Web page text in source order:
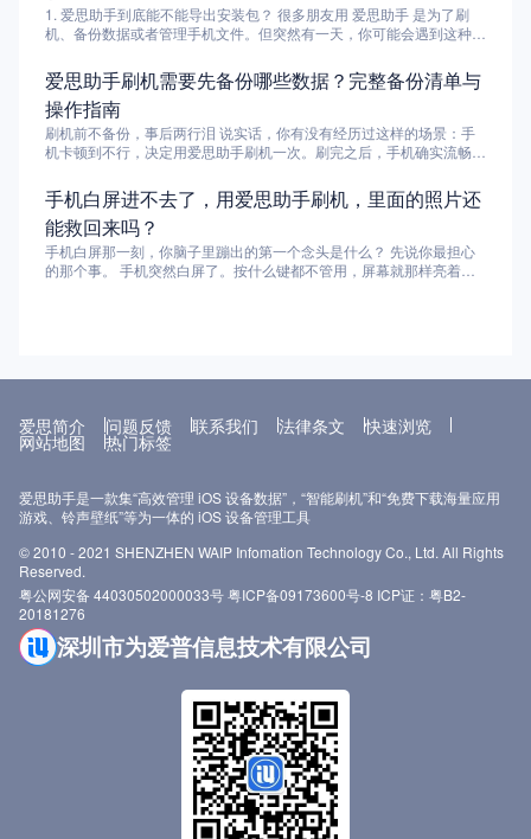
原装或MFi认证的。 USB接口的问题： 台式机机箱前面的USB口经常
供电不稳，或者接触不良。试试插到机箱后面的USB口（主板上直接
出来的，更稳）。如果你用的是USB 3.0接口（蓝色），有时反而兼容
是用笔记本的时候，如果电池电量低，系统可能会限制USB口的供
电。插上电源适配器再试一次。 原因二：驱动没装好或版本太老 这是
仅次于数据线的第二大原因。爱思助手依赖苹果的驱动程序来识别设
备，驱动没装好或者被其他软件搞乱了，电脑就认不出你的iPhone。
手动检查驱动： 右键点击“此电脑”或“我的电脑”，选择“管理” → “设备
iPhone后，看有没有出现带黄色感叹号的设备，或者一个叫“Apple
Mobile Device USB Driver”的设备。 解决方法： 如果有黄色感叹号，
右键点击它，选择“更新驱动程序” → “自动搜索驱动程序”。如果更新没
用，可以右键卸载这个驱动，然后拔掉iPhone再重新插上，系统会尝
试重新安装。如果还是不行，去苹果官网下载最新版的iTunes并安装
系统博弈的“底气”。今天，我就带大家深度拆解这款神器，看看在
2026 年，它到底还值不值得你安装。 1. 验机报告：二手市场的“照妖
镜” 这可能是大家下载爱思助手频率最高的原因。在买卖二手 iPhone
取设备内部每个零部件（如电池、摄像头、液晶屏）的独一无二序列
号，并与出厂记录进行对比。 如何看懂颜色：全绿说明零件未变动；
红色则提示可能更换过零件。 避坑指南：虽然现在市场上出现了“改码
机”，但爱思助手的检测依然能过滤掉 90% 的低端翻新机，是目前普通
用户最快捷的检测手段。 2. 一键刷机：系统升降级的“后悔药” 苹果官
更多选择。 Beta版尝鲜：如果你想抢先体验 iOS 的新特性，这里有最
全的固件包，点一下就能自动下载安装。 保资料刷机：这是我最喜欢
的功能。只要勾选“保留用户资料”，升级系统后照片和 App 都还在，省
去了重新配置的麻烦。...
1. 爱思助手到底能不能导出安装包？ 很多朋友用 爱思助手 是为了刷
机、备份数据或者管理手机文件。但突然有一天，你可能会遇到这种情
保存一个已经下架的软件的安装包，留着以后重装。这时候你就会想
——爱思助手 能不能直接把应用安装包导出来？ 答案是：能，但有条
件。 具体来说，爱思助手 可以导出 iOS 设备的 IPA 文件（iPhone 应
用安装包）和安卓设备的 APK 文件。但它不是“一键无脑导出”，不同
系统、不同来源的应用，导出方式不一样，成功率也不一样。有的直接
右键就能搞定，有的需要手机越狱或者 root，有的压根导不出来。 这
我的步骤走，大概率能把安装包捞出来。要是遇到特殊情况，我也会告
诉你为什么失败，以及有没有替代方案。 我自己就用 爱思助手 成功导
出了一个已经下架的经典游戏安装包，现在还存着当“传家宝”。下面我
把经验一字不差地写出来。 2. 用爱思助手导出 iPhone 应用安装包
（IPA）的完整步骤 先说明：iOS...
爱思助手刷机需要先备份哪些数据？完整备份清单与
操作指南
刷机前不备份，事后两行泪 说实话，你有没有经历过这样的场景：手
机卡顿到不行，决定用爱思助手刷机一次。刷完之后，手机确实流畅如
聊天记录全部清零，甚至连之前下载的APP都要一个个重新找回来。
那一刻的心情，想必只有“崩溃”两个字能形容。 刷机本质上是对手机系
统进行重装或升级，这个过程会清空设备上的所有用户数据。很多人以
为刷机就像电脑重装系统一样简单，却忽略了最重要的一步——备份。
而爱思助手作为一款专业的苹果设备管理工具，虽然提供了强大的刷机
功能，但它并不会自动帮你备份所有数据。你需要自己主动去选择要备
着这份指南走一遍，保证你刷机之后能完完整整地恢复所有重要内容。
丢失，对你造成的影响最大，有些甚至是无法挽回的。所以我把它们放
在第一位，优先级最高。 一、通讯录与联系人 这是刷机后最容易被忽
略、但丢了最麻烦的数据之一。想想看，你手机里存了多少人的电话号
你可能需要花几个月的时间才能慢慢找回来。 使用爱思助手备份联系
人的方法： 打开爱思助手，用数据线连接你的iPhone或iPad。 在“我
的设备”页面，找到“资料管理”分类。 点击“通讯录”，你会看到设备上所
有的联系人列表。 点击“导出”按钮，选择“导出为CSV文件”或“导出为
vCard文件”。这两种格式都可以在刷机后轻松导回。 将导出的文件保
存到电脑上的一个安全文件夹（不要放在桌面上，建议放在D盘或E盘
的专门备份目录）。 额外保险： 如果你同时开启了iCloud通讯录同
步，刷机后登录同一个Apple ID，通讯录会自动同步回来。但iCloud免
费空间只有5GB，很多人装不下。所以用爱思助手本地备份是最稳妥的
方式。 二、照片与视频 照片和视频是手机里最占空间、也是最珍贵的
间一旦丢失，多少钱都买不回来。 爱思助手备份照片的方法： 在爱思
助手的“我的设备”页面，点击“照片”。 你会看到设备上的所有相册和图
片。系统会自动按“相机胶卷”“截图”“自拍”等分类。 点击“全选”按钮，或
者手动勾选你想备份的照片。 点击“导出”，选择“导出到电脑”。建议按
“原片”导出，不要压缩画质。 电脑上会弹出一个文件夹选择窗口，选择
一个容量足够的硬盘分区（照片多的话可能需要几十GB），点击确
手机白屏进不去了，用爱思助手刷机，里面的照片还
能救回来吗？
手机白屏那一刻，你脑子里蹦出的第一个念头是什么？ 先说你最担心
的那个事。 手机突然白屏了。按什么键都不管用，屏幕就那样亮着，
你平时可能连翻都不翻，但这一刻你知道，如果没了，你是真难受。
问“怎么修”，而是问“里面的东西能保住吗”。对他们来说，手机修不修
得好是其次，里面的东西能不能出来，才是真正让他们坐立不安的事。
章把白屏状态下能用爱思助手做什么、照片到底有没有希望，一条一条
给你说清楚。 白屏到底是怎么回事？你的照片还在不在里面？ 先说一
在手机里？ 答案是在的。 手机白屏本质上是一个“系统问题”，不是“存
储问题”。你的照片、视频、聊天记录这些数据，都老老实实地待在手
机的闪存芯片里。出问题的是运行系统的那部分——iOS启动的时候卡
住了，系统加载失败，屏幕就一直亮着白色，进不了桌面。 你可以这
么理解：你的照片就像锁在一个柜子里的文件，系统是那把钥匙。现在
钥匙断了，你打不开柜子，但文件本身还在里面。只要没人砸柜子，文
件就在。 爱思助手要做的事情，就是帮你配一把新钥匙——把系统重
新刷一遍。至于刷完之后柜子里的文件还在不在，取决于你用什么样的
方式“配这把钥匙”。 爱思助手“保留资料刷机”到底是什么逻辑？ 爱思助
手提供给用户的刷机模式里，有一个选项叫 “保留用户资料刷机” 。这
个模式说白了就是：只刷系统，不动数据。 具体来说，它做的是： 下
载最新版的iOS固件 擦除系统分区里那些跑不起来的系统文件 写入一
个新的iOS系统 用户数据分区——也就是你照片、通讯录、聊天记录存
放的位置——不动 这就好比你家里的电路烧了，整个屋子没电。电工
来把烧掉的电线换了一遍，但墙上挂的画、桌上的相册、柜子里的文
爱思简介 问题反馈 联系我们 法律条文 快速浏览
网站地图 热门标签
爱思助手是一款集“高效管理 iOS 设备数据”，“智能刷机”和“免费下载海量应用
游戏、铃声壁纸”等为一体的 iOS 设备管理工具
© 2010 - 2021 SHENZHEN WAIP Infomation Technology Co., Ltd. All Rights
Reserved.
粤公网安备 44030502000033号粤ICP备09173600号-8 ICP证：粤B2-
20181276
深圳市为爱普信息技术有限公司